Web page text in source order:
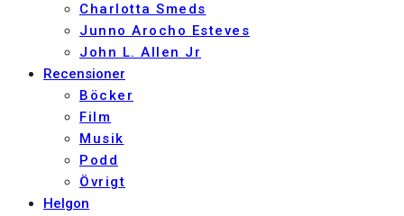
Charlotta Smeds
Junno Arocho Esteves
John L. Allen Jr
Recensioner
Böcker
Film
Musik
Podd
Övrigt
Helgon